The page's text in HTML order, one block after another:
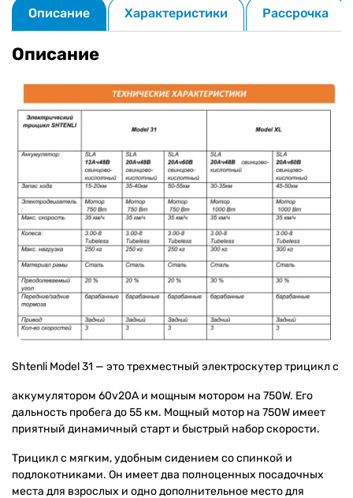
Описание Характеристики Рассрочка
Описание
Shtenli Model 31 — это трехместный электроскутер трицикл с
аккумулятором 60v20А и мощным мотором на 750W. Его
дальность пробега до 55 км. Мощный мотор на 750W имеет
приятный динамичный старт и быстрый набор скорости.
Трицикл с мягким, удобным сидением со спинкой и
подлокотниками. Он имеет два полноценных посадочных
места для взрослых и одно дополнительное место для